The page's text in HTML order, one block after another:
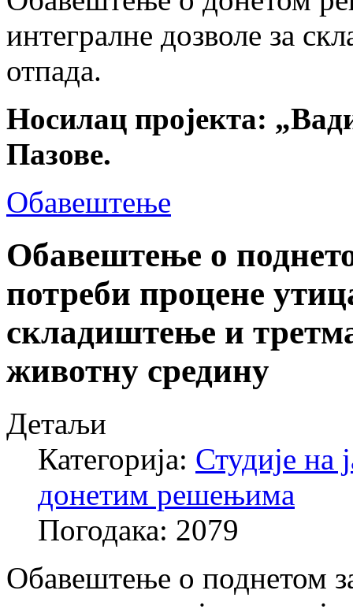
интегралне дозволе за
отпада.
Носилац пројекта:
Пазове.
Обавештење
Обавештење о
потреби процене
складиштење и
животну средину
Детаљи
Категорија: Студије на
донетим решењима
Погодака: 2079
Обавештење о поднетом